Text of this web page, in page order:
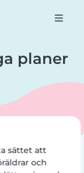
planer
sättet att
och